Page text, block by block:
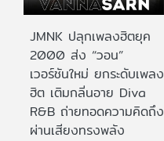
JMNK ปลุกเพลงฮิตยุค
2000 ส่ง “วอน”
เวอร์ชันใหม่ ยกระดับเพลง
ฮิต เติมกลิ่นอาย Diva
R&B ถ่ายทอดความคิดถึง
ผ่านเสียงทรงพลัง